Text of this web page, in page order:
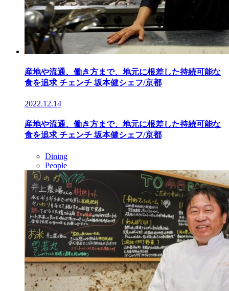
産地や流通、働き方まで、地元に根差した持続可能な
食を追求 チェンチ 坂本健シェフ/京都
2022.12.14
産地や流通、働き方まで、地元に根差した持続可能な
食を追求 チェンチ 坂本健シェフ/京都
Dining
People